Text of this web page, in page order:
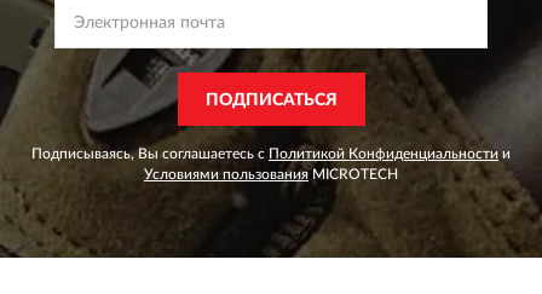
ПОДПИСАТЬСЯ
Подписываясь, Вы соглашаетесь с Политикой Конфиденциальности и
Условиями пользованияMICROTECH